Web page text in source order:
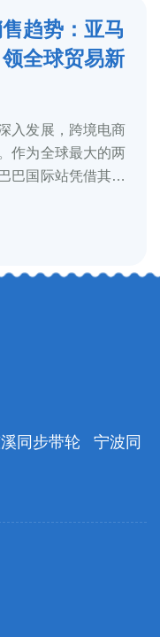
趋势：亚马
全球贸易新
入发展，跨境电商
作为全球最大的两
巴国际站凭借其庞
同步带轮 宁波同